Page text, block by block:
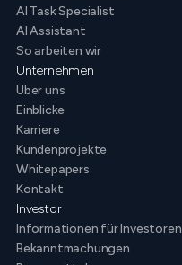
AI Task Specialist
AI Assistant
So arbeiten wir
Unternehmen
Über uns
Einblicke
Karriere
Kundenprojekte
Whitepapers
Kontakt
Investor
Informationen für Investoren
Bekanntmachungen